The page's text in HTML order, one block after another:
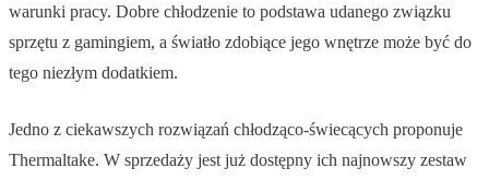
warunki pracy. Dobre chłodzenie to podstawa udanego związku
sprzętu z gamingiem, a światło zdobiące jego wnętrze może być do
tego niezłym dodatkiem.
Jedno z ciekawszych rozwiązań chłodząco-świecących proponuje
Thermaltake. W sprzedaży jest już dostępny ich najnowszy zestaw